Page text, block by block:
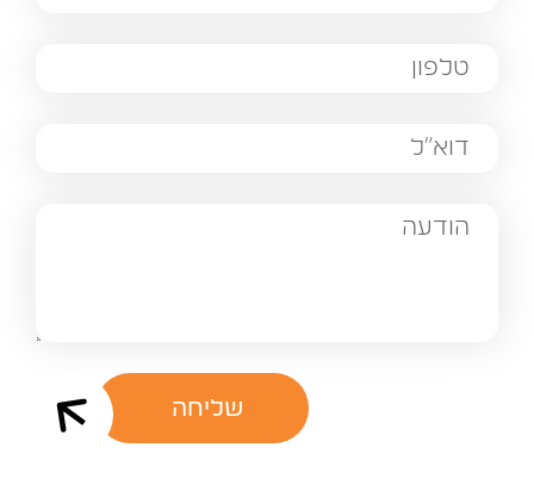
שליחה